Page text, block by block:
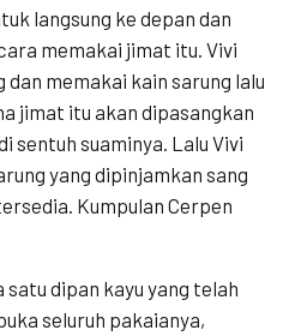
langsung ke depan dan
memakai jimat itu. Vivi
memakai kain sarung lalu
jimat itu akan dipasangkan
sentuh suaminya. Lalu Vivi
yang dipinjamkan sang
Kumpulan Cerpen
satu dipan kayu yang telah
seluruh pakaianya,